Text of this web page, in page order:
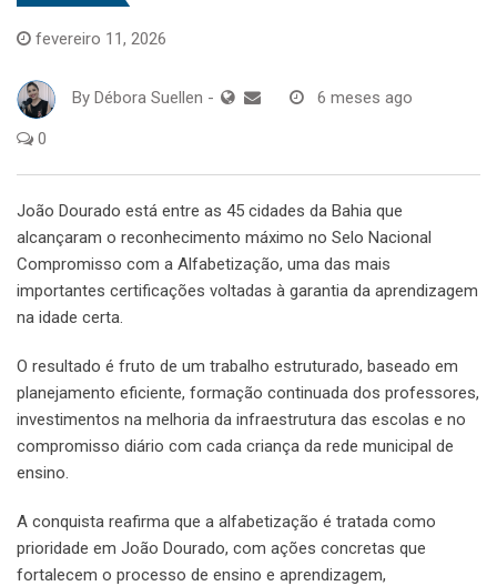
fevereiro 11, 2026
By Débora Suellen - 6 meses ago
0
João Dourado está entre as 45 cidades da Bahia que
alcançaram o reconhecimento máximo no Selo Nacional
Compromisso com a Alfabetização, uma das mais
importantes certificações voltadas à garantia da aprendizagem
na idade certa.
O resultado é fruto de um trabalho estruturado, baseado em
planejamento eficiente, formação continuada dos professores,
investimentos na melhoria da infraestrutura das escolas e no
compromisso diário com cada criança da rede municipal de
ensino.
A conquista reafirma que a alfabetização é tratada como
prioridade em João Dourado, com ações concretas que
fortalecem o processo de ensino e aprendizagem,